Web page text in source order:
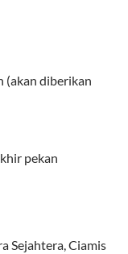
(akan diberikan
pekan
Sejahtera, Ciamis